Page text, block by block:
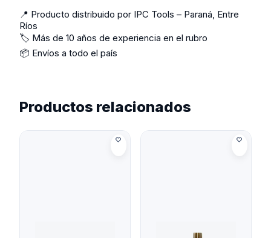
📍 Producto distribuido por IPC Tools – Paraná, Entre
Ríos
🏷️ Más de 10 años de experiencia en el rubro
📦 Envíos a todo el país
Productos relacionados